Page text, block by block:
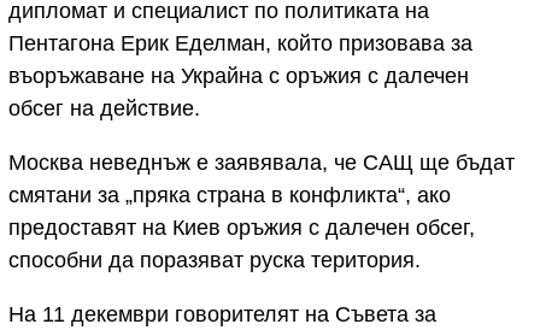
дипломат и специалист по политиката на
Пентагона Ерик Еделман, който призовава за
въоръжаване на Украйна с оръжия с далечен
обсег на действие.
Москва неведнъж е заявявала, че САЩ ще бъдат
смятани за „пряка страна в конфликта“, ако
предоставят на Киев оръжия с далечен обсег,
способни да поразяват руска територия.
На 11 декември говорителят на Съвета за